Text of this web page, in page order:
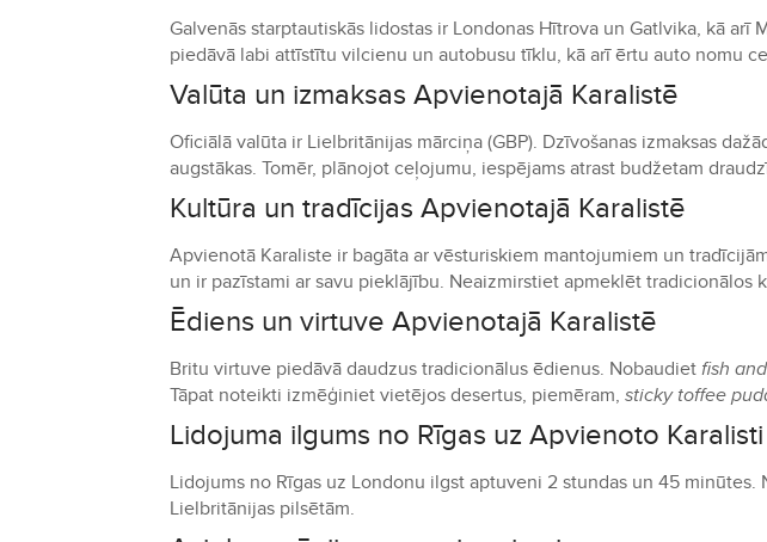
Galvenās starptautiskās lidostas ir Londonas Hītrova un Gatlvika, kā arī
piedāvā labi attīstītu vilcienu un autobusu tīklu, kā arī ērtu auto nomu
Valūta un izmaksas Apvienotajā Karalistē
Oficiālā valūta ir Lielbritānijas mārciņa (GBP). Dzīvošanas izmaksas
augstākas. Tomēr, plānojot ceļojumu, iespējams atrast budžetam
Kultūra un tradīcijas Apvienotajā Karalistē
Apvienotā Karaliste ir bagāta ar vēsturiskiem mantojumiem un
un ir pazīstami ar savu pieklājību. Neaizmirstiet apmeklēt
Ēdiens un virtuve Apvienotajā Karalistē
Britu virtuve piedāvā daudzus tradicionālus ēdienus. Nobaudiet fish
Tāpat noteikti izmēģiniet vietējos desertus, piemēram, sticky toffee
Lidojuma ilgums no Rīgas uz Apvienoto Karalisti
Lidojums no Rīgas uz Londonu ilgst aptuveni 2 stundas un 45
Lielbritānijas pilsētām.